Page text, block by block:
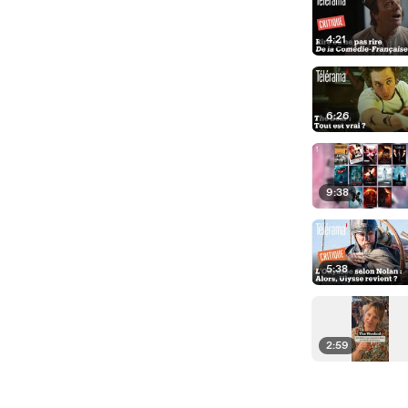
4:21
6:26
9:38
5:38
2:59